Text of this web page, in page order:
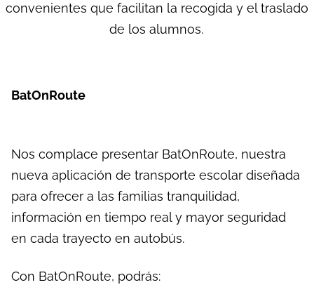
convenientes que facilitan la recogida y el traslado
de los alumnos.
BatOnRoute
Nos complace presentar BatOnRoute, nuestra
nueva aplicación de transporte escolar diseñada
para ofrecer a las familias tranquilidad,
información en tiempo real y mayor seguridad
en cada trayecto en autobús.
Con BatOnRoute, podrás: